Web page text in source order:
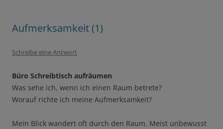
Aufmerksamkeit (1)
Schreibe eine Antwort
Büro Schreibtisch aufräumen
Was sehe ich, wenn ich einen Raum betrete?
Worauf richte ich meine Aufmerksamkeit?
Mein Blick wandert oft durch den Raum. Meist unbewusst